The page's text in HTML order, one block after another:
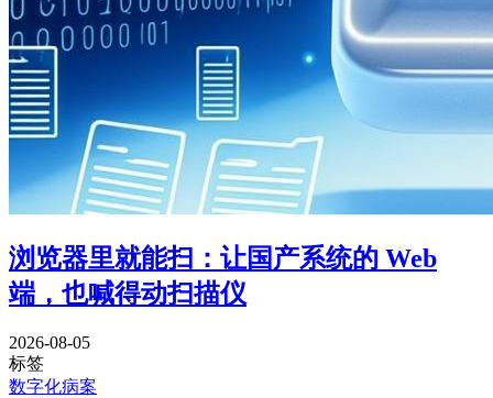
浏览器里就能扫：让国产系统的 Web
端，也喊得动扫描仪
2026-08-05
标签
数字化病案